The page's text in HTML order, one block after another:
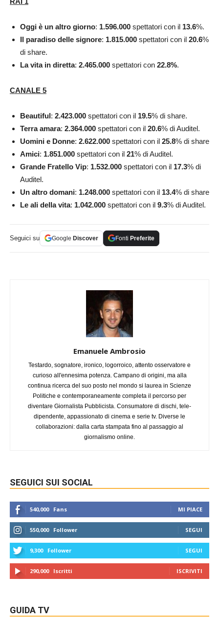
Oggi è un altro giorno: 1.596.000 spettatori con il 13.6%.
Il paradiso delle signore: 1.815.000 spettatori con il 20.6%
di share.
La vita in diretta: 2.465.000 spettatori con 22.8%.
CANALE 5
Beautiful: 2.423.000 spettatori con il 19.5% di share.
Terra amara: 2.364.000 spettatori con il 20.6% di Auditel.
Uomini e Donne: 2.622.000 spettatori con il 25.8% di share
Amici: 1.851.000 spettatori con il 21% di Auditel.
Grande Fratello Vip: 1.532.000 spettatori con il 17.3% di
Auditel.
Un altro domani: 1.248.000 spettatori con il 13.4% di share
Le ali della vita: 1.042.000 spettatori con il 9.3% di Auditel.
Seguici su Google Discover Fonti Preferite
Emanuele Ambrosio
Testardo, sognatore, ironico, logorroico, attento osservatore e
curioso all'ennesima potenza. Campano di origini, ma alla
continua ricerca del suo posto nel mondo si laurea in Scienze
Politiche e contemporaneamente completa il percorso per
diventare Giornalista Pubblicista. Consumatore di dischi, tele-
dipendente, appassionato di cinema e serie tv. Diverse le
collaborazioni: dalla carta stampata fino al passaggio al
giornalismo online.
SEGUICI SUI SOCIAL
540,000 Fans MI PIACE
550,000 Follower SEGUI
9,300 Follower SEGUI
290,000 Iscritti ISCRIVITI
GUIDA TV